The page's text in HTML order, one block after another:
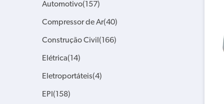
Automotivo(157)
Compressor de Ar(40)
Construção Civil (166)
Elétrica(14)
Eletroportáteis(4)
EPI (158)